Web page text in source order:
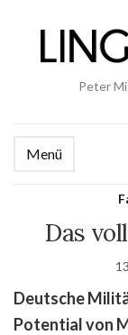
Peter
Menü
Das
Deutsche
Potential von